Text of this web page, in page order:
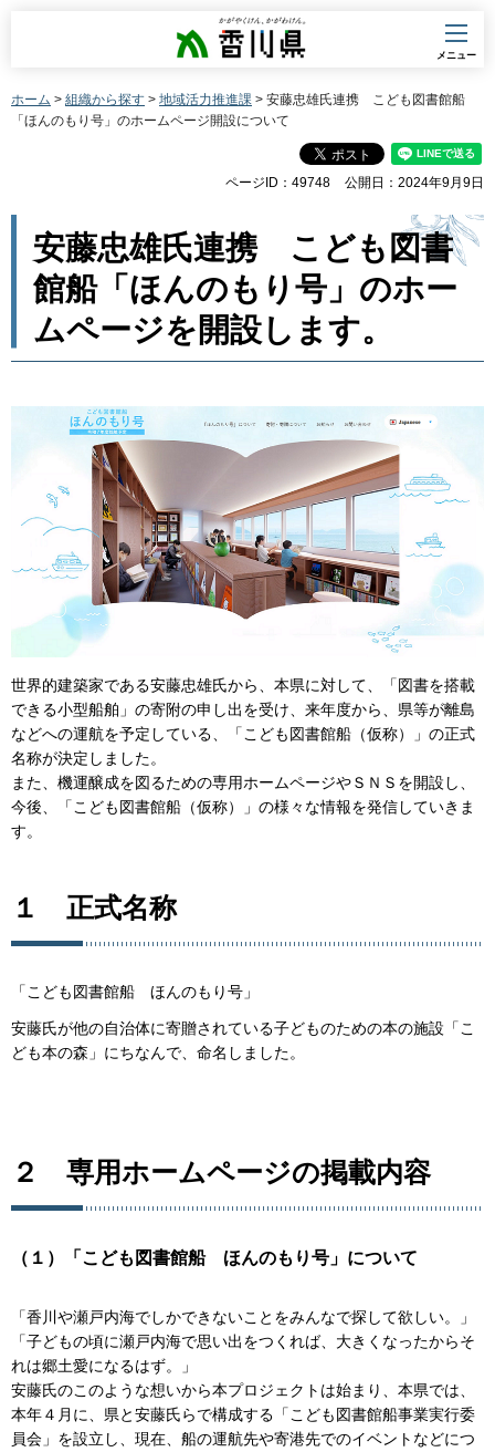
香川県
メニュー
ホーム > 組織から探す > 地域活力推進課 > 安藤忠雄氏連携 こども図書館船
「ほんのもり号」のホームページ開設について
ページID：49748 公開日：2024年9月9日
安藤忠雄氏連携 こども図書
館船「ほんのもり号」のホー
ムページを開設します。
世界的建築家である安藤忠雄氏から、本県に対して、「図書を搭載
できる小型船舶」の寄附の申し出を受け、来年度から、県等が離島
などへの運航を予定している、「こども図書館船（仮称）」の正式
名称が決定しました。
また、機運醸成を図るための専用ホームページやＳＮＳを開設し、
今後、「こども図書館船（仮称）」の様々な情報を発信していきま
す。
１ 正式名称
「こども図書館船 ほんのもり号」
安藤氏が他の自治体に寄贈されている子どものための本の施設「こ
ども本の森」にちなんで、命名しました。
２ 専用ホームページの掲載内容
（１）「こども図書館船 ほんのもり号」について
「香川や瀬戸内海でしかできないことをみんなで探して欲しい。」
「子どもの頃に瀬戸内海で思い出をつくれば、大きくなったからそ
れは郷土愛になるはず。」
安藤氏のこのような想いから本プロジェクトは始まり、本県では、
本年４月に、県と安藤氏らで構成する「こども図書館船事業実行委
員会」を設立し、現在、船の運航先や寄港先でのイベントなどにつ